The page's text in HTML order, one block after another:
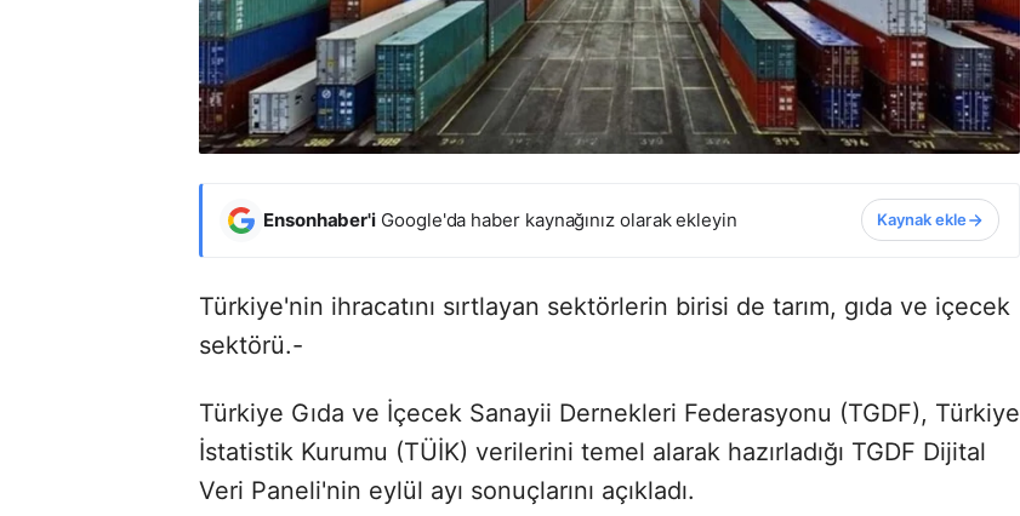
Ensonhaber'i Google'da haber kaynağınız olarak ekleyin Kaynak ekle
Türkiye'nin ihracatını sırtlayan sektörlerin birisi de tarım, gıda ve içecek
sektörü.-
Türkiye Gıda ve İçecek Sanayii Dernekleri Federasyonu (TGDF), Türkiye
İstatistik Kurumu (TÜİK) verilerini temel alarak hazırladığı TGDF Dijital
Veri Paneli'nin eylül ayı sonuçlarını açıkladı.